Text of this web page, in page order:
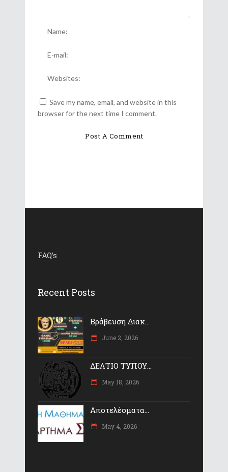
Save my name, email, and website in this
browser for the next time I comment.
FAQ’s
Recent Posts
Βράβευση Διακ...
June 2, 2026
ΔΕΛΤΙΟ ΤΥΠΟΥ...
May 18, 2026
Αποτελέσματα...
May 4, 2026